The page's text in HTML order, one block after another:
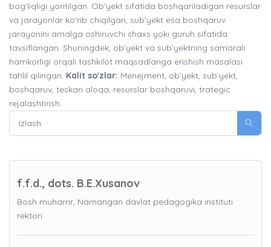
bog’liqligi yoritilgan. Ob’yekt sifatida boshqariladigan resurslar
va jarayonlar ko‘rib chiqilgan, sub’yekt esa boshqaruv
jarayonini amalga oshiruvchi shaxs yoki guruh sifatida
tavsiflangan. Shuningdek, ob’yekt va sub’yektning samarali
hamkorligi orqali tashkilot maqsadlariga erishish masalasi
tahlil qilingan. Kalit so'zlar: Menejment, ob’yekt, sub’yekt,
boshqaruv, teskari aloqa, resurslar boshqaruvi, trategic
rejalashtirish.
f.f.d., dots. B.E.Xusanov
Bosh muharrir, Namangan davlat pedagogika instituti
rektori